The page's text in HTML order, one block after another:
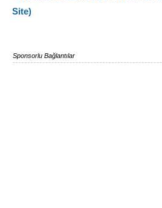
Site)
Sponsorlu Bağlantılar